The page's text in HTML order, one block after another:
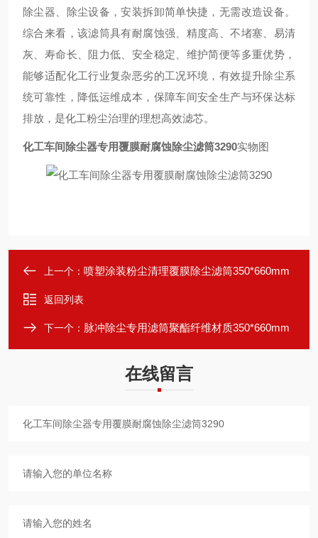
除尘器、除尘设备，安装拆卸简单快捷，无需改造设备。
综合来看，该滤筒具有耐腐蚀强、精度高、不堵塞、易清
灰、寿命长、阻力低、安全稳定、维护简便等多重优势，
能够适配化工行业复杂恶劣的工况环境，有效提升除尘系
统可靠性，降低运维成本，保障车间安全生产与环保达标
排放，是化工粉尘治理的理想高效滤芯。
化工车间除尘器专用覆膜耐腐蚀除尘滤筒3290实物图
上一个： 喷塑涂装粉尘清理覆膜除尘滤筒350*660mm
返回列表
下一个： 脉冲除尘专用滤筒聚酯纤维材质350*660mm
在线留言